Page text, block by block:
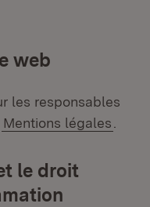
web
les responsables
Mentions légales
le droit